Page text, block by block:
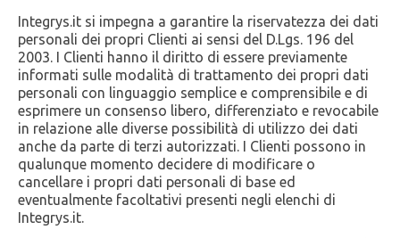
Integrys.it si impegna a garantire la riservatezza dei dati
personali dei propri Clienti ai sensi del D.Lgs. 196 del
2003. I Clienti hanno il diritto di essere previamente
informati sulle modalità di trattamento dei propri dati
personali con linguaggio semplice e comprensibile e di
esprimere un consenso libero, differenziato e revocabile
in relazione alle diverse possibilità di utilizzo dei dati
anche da parte di terzi autorizzati. I Clienti possono in
qualunque momento decidere di modificare o
cancellare i propri dati personali di base ed
eventualmente facoltativi presenti negli elenchi di
Integrys.it.